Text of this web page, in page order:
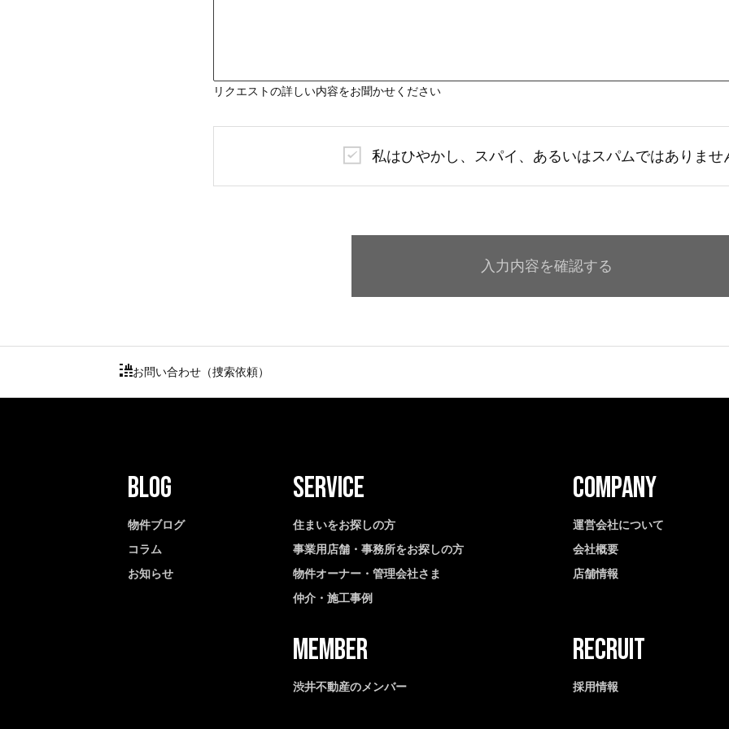
リクエストの詳しい内容をお聞かせください
私はひやかし、スパイ、あるいはスパムではありませ
入力内容を確認する
お問い合わせ（捜索依頼）
物件ブログ
コラム
お知らせ
住まいをお探しの方
事業用店舗・事務所をお探しの方
物件オーナー・管理会社さま
仲介・施工事例
渋井不動産のメンバー
運営会社について
会社概要
店舗情報
採用情報